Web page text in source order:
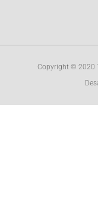
Copyright © 2020